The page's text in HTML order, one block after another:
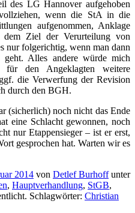
des LG Hannover aufgehoben
wenn die StA in die
aufgenommen, Anklage
dem Ziel der Verurteilung von
nur folgerichtig, wenn man dann
Alles andere würde mich
für den Angeklagten weitere
die Verwerfung der Revision
durch den BGH.
(sicherlich) noch nicht das Ende
eine Schlacht gewonnen, noch
nur Etappensieger – ist er erst,
gesprochen hat. Warten wir es
2014 von Detlef Burhoffunter
, Hauptverhandlung, StGB,
Schlagwörter: Christian